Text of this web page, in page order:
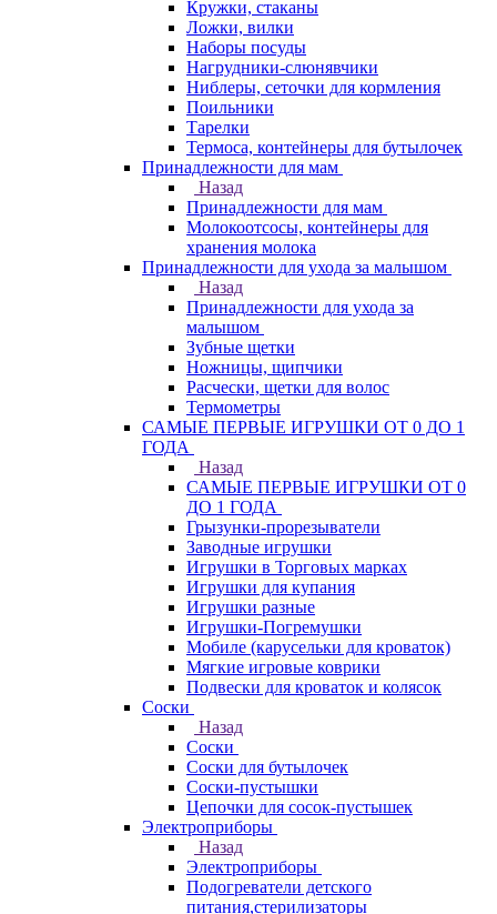
Кружки, стаканы
Ложки, вилки
Наборы посуды
Нагрудники-слюнявчики
Ниблеры, сеточки для кормления
Поильники
Тарелки
Термоса, контейнеры для бутылочек
Принадлежности для мам
Назад
Принадлежности для мам
Молокоотсосы, контейнеры для
хранения молока
Принадлежности для ухода за малышом
Назад
Принадлежности для ухода за
малышом
Зубные щетки
Ножницы, щипчики
Расчески, щетки для волос
Термометры
САМЫЕ ПЕРВЫЕ ИГРУШКИ ОТ 0 ДО 1
ГОДА
Назад
САМЫЕ ПЕРВЫЕ ИГРУШКИ ОТ 0
ДО 1 ГОДА
Грызунки-прорезыватели
Заводные игрушки
Игрушки в Торговых марках
Игрушки для купания
Игрушки разные
Игрушки-Погремушки
Мобиле (карусельки для кроваток)
Мягкие игровые коврики
Подвески для кроваток и колясок
Соски
Назад
Соски
Соски для бутылочек
Соски-пустышки
Цепочки для сосок-пустышек
Электроприборы
Назад
Электроприборы
Подогреватели детского
питания,стерилизаторы